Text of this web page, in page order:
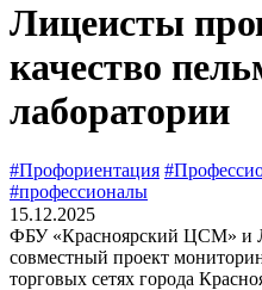
Лицеисты
качество
лаборатории
#Профориентация
#профессионалы
15.12.2025
ФБУ «Красноярский ЦСМ» и
совместный проект
торговых сетях города